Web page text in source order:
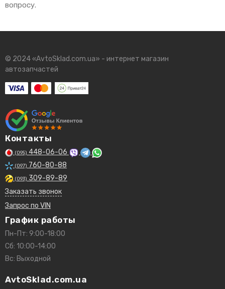
вопросу.
© 2024 «AvtoSklad.com.ua» - интернет магазин
автозапчастей
Контакты
(095) 448-06-06
(097) 760-80-88
(093) 309-89-89
Заказать звонок
Запрос по VIN
График работы
Пн-Пт: 9:00-18:00
Сб: 10:00-14:00
Вс: Выходной
AvtoSklad.com.ua